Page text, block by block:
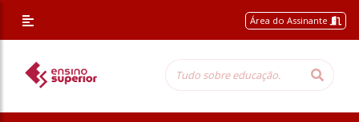
Área do Assinante